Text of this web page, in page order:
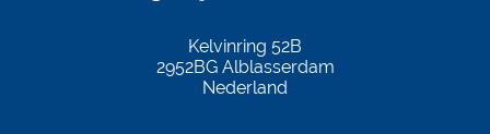
Kelvinring 52B
2952BGAlblasserdam
Nederland